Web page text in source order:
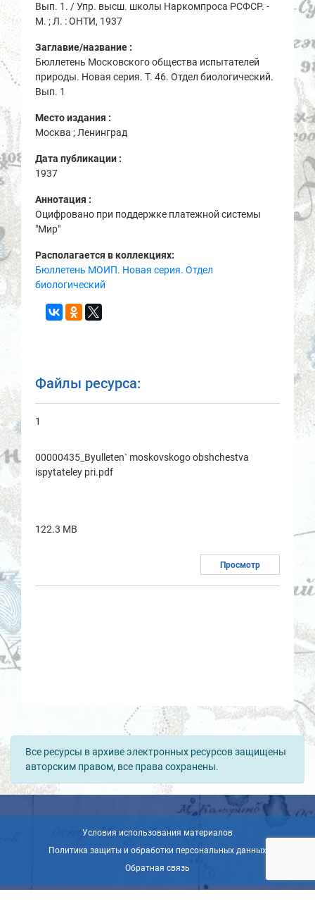
Вып. 1. / Упр. высш. школы Наркомпроса РСФСР. -
М. ; Л. : ОНТИ, 1937
Заглавие/название :
Бюллетень Московского общества испытателей
природы. Новая серия. Т. 46. Отдел биологический.
Вып. 1
Место издания :
Москва ; Ленинград
Дата публикации :
1937
Аннотация :
Оцифровано при поддержке платежной системы
"Мир"
Располагается в коллекциях:
Бюллетень МОИП. Новая серия. Отдел
биологический
Файлы ресурса:
1
00000435_Byulleten` moskovskogo obshchestvа
ispytаteley pri.pdf
122.3 MB
Просмотр
Все ресурсы в архиве электронных ресурсов защищены
авторским правом, все права сохранены.
Условия использования материалов
Политика защиты и обработки персональных данных
Обратная связь